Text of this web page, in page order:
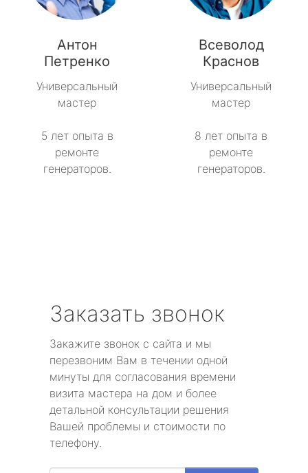
Антон
Петренко
Универсальный
мастер
5 лет опыта в
ремонте
генераторов.
Всеволод
Краснов
Универсальный
мастер
8 лет опыта в
ремонте
генераторов.
Заказать звонок
Закажите звонок с сайта и мы
перезвоним Вам в течении одной
минуты для согласования времени
визита мастера на дом и более
детальной консультации решения
Вашей проблемы и стоимости по
телефону.